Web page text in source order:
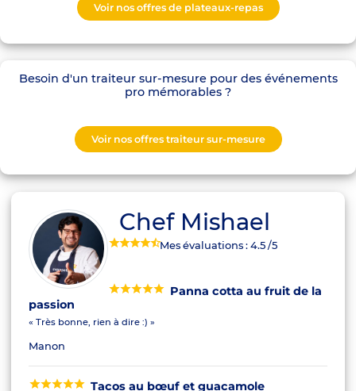
Voir nos offres de plateaux-repas
Besoin d'un traiteur sur-mesure pour des événements
pro mémorables ?
Voir nos offres traiteur sur-mesure
Chef Mishael
Mes évaluations :4.5/5
Panna cotta au fruit de la
passion
« Très bonne, rien à dire :) »
Manon
Tacos au bœuf et guacamole